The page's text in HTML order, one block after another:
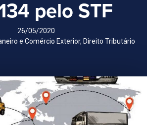
pelo STF
26/05/2020
e Comércio Exterior, Direito Tributário